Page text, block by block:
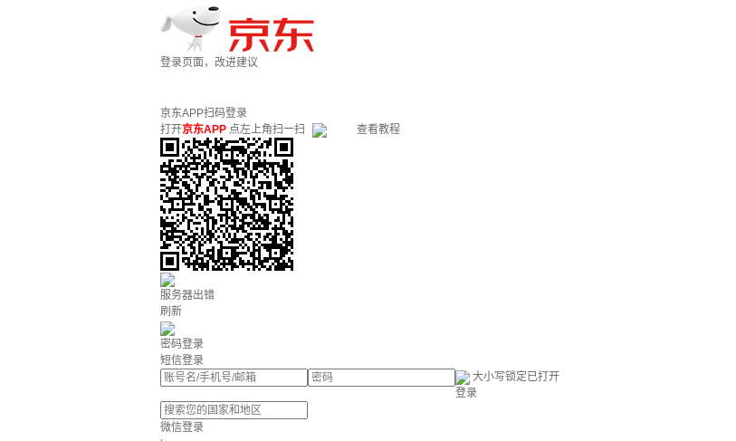
登录页面，改进建议
京东APP扫码登录
打开京东APP 点左上角扫一扫 查看教程
服务器出错
刷新
密码登录
短信登录
大小写锁定已打开
登录
微信登录